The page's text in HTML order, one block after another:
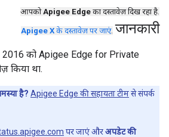
आपकोApigee Edge का दस्तावेज़ दिख रहा है.
Apigee X के दस्तावेज़ पर जाएं. जानकारी
2016 को Apigee Edge for Private
किया था.
है? Apigee Edge की सहायता टीमसे संपर्क
पर जाएं औरअपडेट की